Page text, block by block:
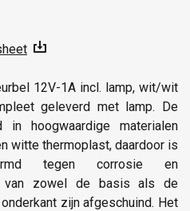
12V-1A incl. lamp, wit/wit
geleverd met lamp. De
in hoogwaardige materialen
witte thermoplast, daardoor is
tegen corrosie en
van zowel de basis als de
zijn afgeschuind. Het